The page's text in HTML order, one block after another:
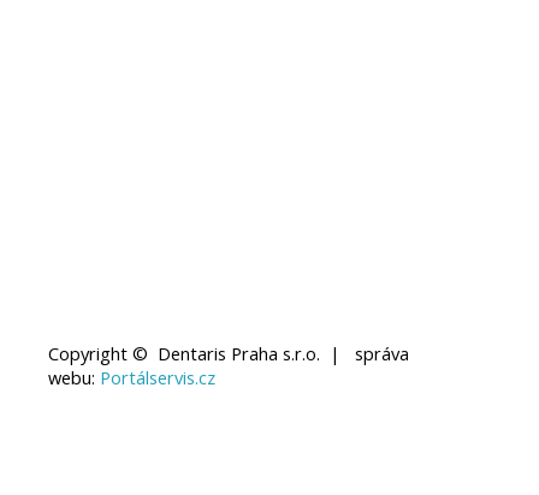
Copyright © Dentaris Praha s.r.o. | správa
webu: Portálservis.cz